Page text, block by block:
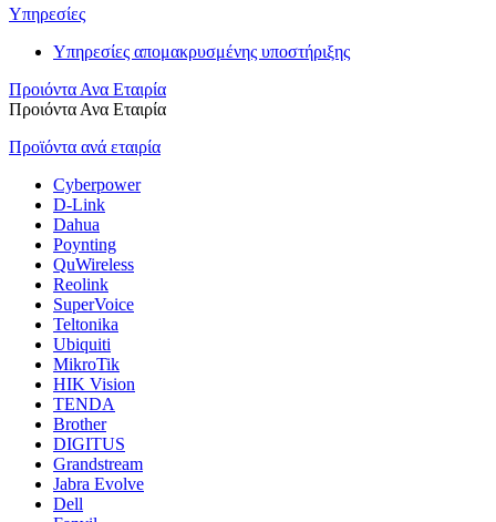
Υπηρεσίες
Υπηρεσίες απομακρυσμένης υποστήριξης
Προιόντα Ανα Εταιρία
Προιόντα Ανα Εταιρία
Προϊόντα ανά εταιρία
Cyberpower
D-Link
Dahua
Poynting
QuWireless
Reolink
SuperVoice
Teltonika
Ubiquiti
MikroTik
HIK Vision
TENDA
Brother
DIGITUS
Grandstream
Jabra Evolve
Dell